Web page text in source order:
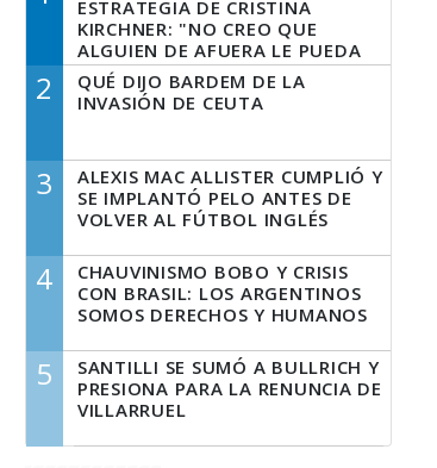
ESTRATEGIA DE CRISTINA
KIRCHNER: "NO CREO QUE
ALGUIEN DE AFUERA LE PUEDA
DECIR A LA JUSTICIA LO QUE
TIENE QUE HACER"
2
QUÉ DIJO BARDEM DE LA
INVASIÓN DE CEUTA
3
ALEXIS MAC ALLISTER CUMPLIÓ Y
SE IMPLANTÓ PELO ANTES DE
VOLVER AL FÚTBOL INGLÉS
4
CHAUVINISMO BOBO Y CRISIS
CON BRASIL: LOS ARGENTINOS
SOMOS DERECHOS Y HUMANOS
5
SANTILLI SE SUMÓ A BULLRICH Y
PRESIONA PARA LA RENUNCIA DE
VILLARRUEL